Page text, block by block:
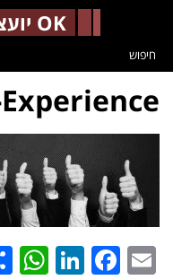
OK יועצים לניהול
חיפוש
Email